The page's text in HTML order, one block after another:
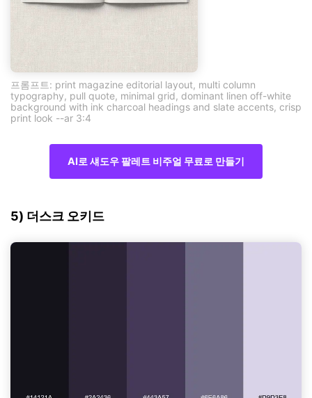
프롬프트: print magazine editorial layout, multi column
typography, pull quote, minimal grid, dominant linen off-white
background with ink charcoal headings and slate accents, crisp
print look --ar 3:4
AI로 섀도우 팔레트 비주얼 무료로 만들기
5) 더스크 오키드